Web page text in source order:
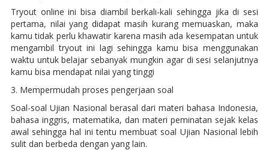
Tryout online ini bisa diambil berkali-kali sehingga jika di sesi
pertama, nilai yang didapat masih kurang memuaskan, maka
kamu tidak perlu khawatir karena masih ada kesempatan untuk
mengambil tryout ini lagi sehingga kamu bisa menggunakan
waktu untuk belajar sebanyak mungkin agar di sesi selanjutnya
kamu bisa mendapat nilai yang tinggi
3. Mempermudah proses pengerjaan soal
Soal-soal Ujian Nasional berasal dari materi bahasa Indonesia,
bahasa inggris, matematika, dan materi peminatan sejak kelas
awal sehingga hal ini tentu membuat soal Ujian Nasional lebih
sulit dan berbeda dengan yang lain.